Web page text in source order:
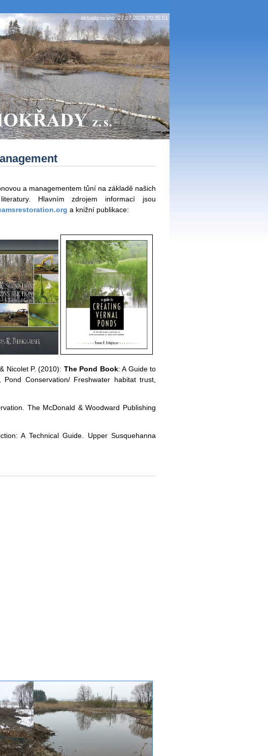
aktualizováno: 27.07.2026 20:35:51
a managementem tůní na základě našich
Hlavním zdrojem informací jsou
a knižní publikace:
Nicolet P. (2010): The Pond Book: A Guide to
Conservation/ Freshwater habitat trust,
The McDonald & Woodward Publishing
A Technical Guide. Upper Susquehanna